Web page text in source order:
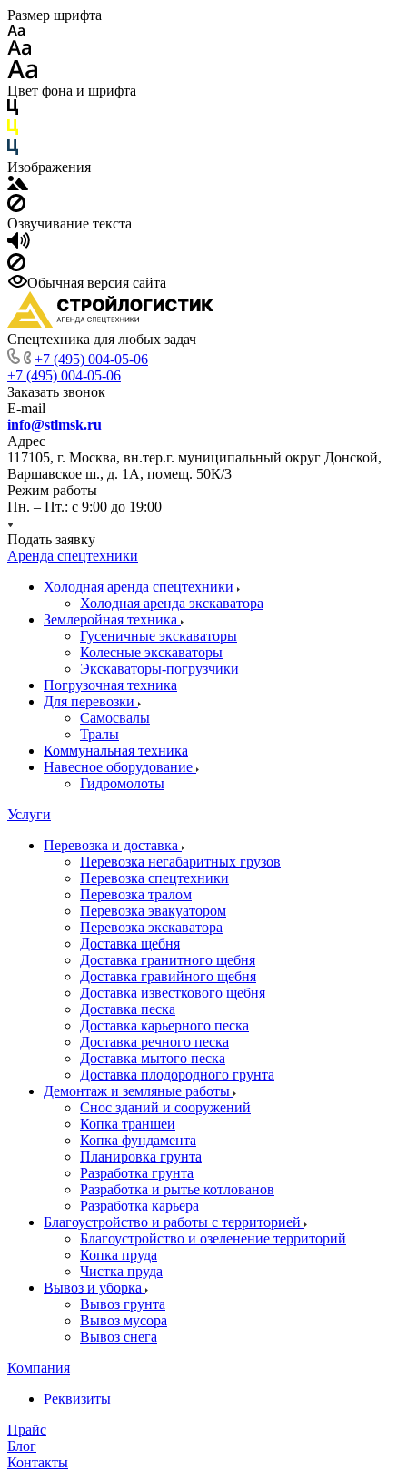
Размер шрифта
Цвет фона и шрифта
Изображения
Озвучивание текста
Обычная версия сайта
Спецтехника для любых задач
+7 (495) 004-05-06
+7 (495) 004-05-06
Заказать звонок
E-mail
info@stlmsk.ru
Адрес
117105, г. Москва, вн.тер.г. муниципальный округ Донской,
Варшавское ш., д. 1А, помещ. 50К/3
Режим работы
Пн. – Пт.: с 9:00 до 19:00
Подать заявку
Аренда спецтехники
Холодная аренда спецтехники
Холодная аренда экскаватора
Землеройная техника
Гусеничные экскаваторы
Колесные экскаваторы
Экскаваторы-погрузчики
Погрузочная техника
Для перевозки
Самосвалы
Тралы
Коммунальная техника
Навесное оборудование
Гидромолоты
Услуги
Перевозка и доставка
Перевозка негабаритных грузов
Перевозка спецтехники
Перевозка тралом
Перевозка эвакуатором
Перевозка экскаватора
Доставка щебня
Доставка гранитного щебня
Доставка гравийного щебня
Доставка известкового щебня
Доставка песка
Доставка карьерного песка
Доставка речного песка
Доставка мытого песка
Доставка плодородного грунта
Демонтаж и земляные работы
Снос зданий и сооружений
Копка траншеи
Копка фундамента
Планировка грунта
Разработка грунта
Разработка и рытье котлованов
Разработка карьера
Благоустройство и работы с территорией
Благоустройство и озеленение территорий
Копка пруда
Чистка пруда
Вывоз и уборка
Вывоз грунта
Вывоз мусора
Вывоз снега
Компания
Реквизиты
Прайс
Блог
Контакты